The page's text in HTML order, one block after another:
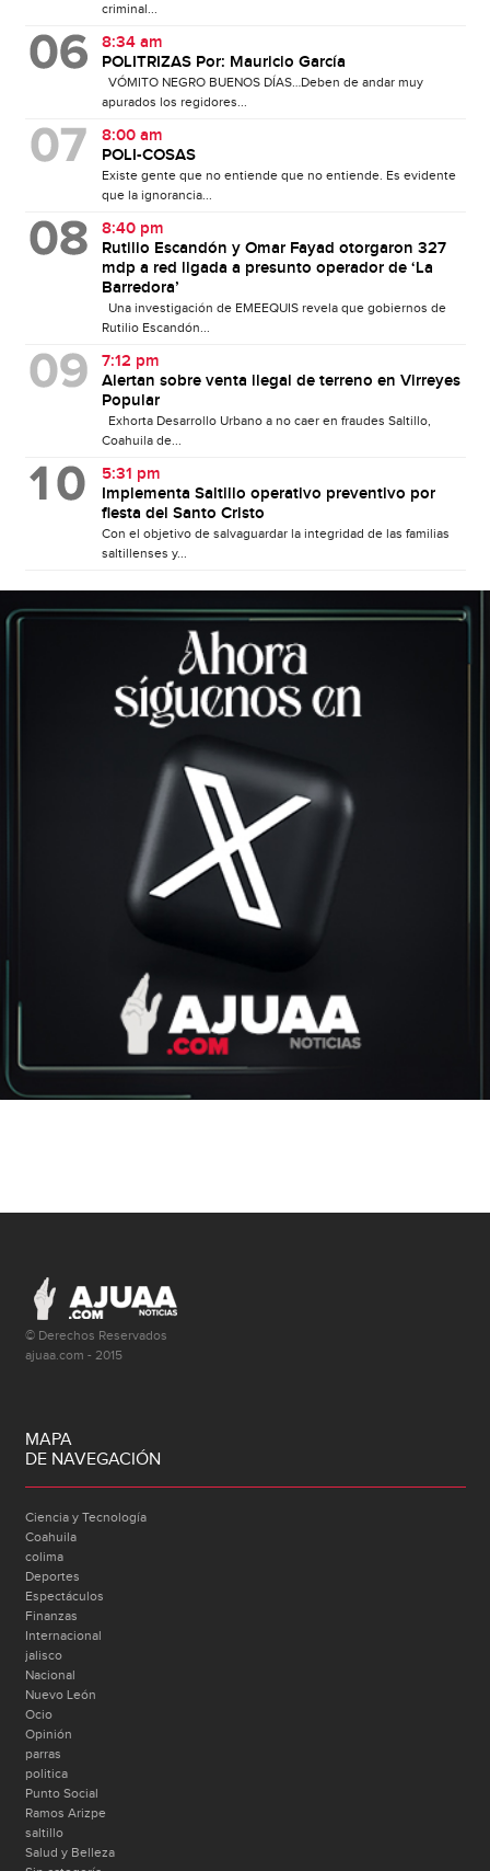
criminal...
8:34 am
POLITRIZAS Por: Mauricio García
VÓMITO NEGRO BUENOS DÍAS…Deben de andar muy
apurados los regidores...
8:00 am
POLI-COSAS
Existe gente que no entiende que no entiende. Es evidente
que la ignorancia...
8:40 pm
Rutilio Escandón y Omar Fayad otorgaron 327
mdp a red ligada a presunto operador de ‘La
Barredora’
Una investigación de EMEEQUIS revela que gobiernos de
Rutilio Escandón...
7:12 pm
Alertan sobre venta ilegal de terreno en Virreyes
Popular
Exhorta Desarrollo Urbano a no caer en fraudes Saltillo,
Coahuila de...
5:31 pm
Implementa Saltillo operativo preventivo por
fiesta del Santo Cristo
Con el objetivo de salvaguardar la integridad de las familias
saltillenses y...
© Derechos Reservados
ajuaa.com - 2015
MAPA
DE NAVEGACIÓN
Ciencia y Tecnología
Coahuila
colima
Deportes
Espectáculos
Finanzas
Internacional
jalisco
Nacional
Nuevo León
Ocio
Opinión
parras
politica
Punto Social
Ramos Arizpe
saltillo
Salud y Belleza